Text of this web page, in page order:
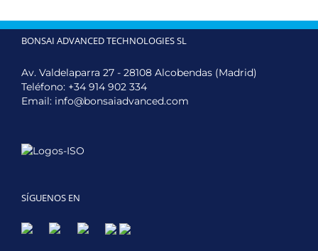
BONSAI ADVANCED TECHNOLOGIES SL
Av. Valdelaparra 27 - 28108 Alcobendas (Madrid)
Teléfono: +34 914 902 334
Email: info@bonsaiadvanced.com
SÍGUENOS EN